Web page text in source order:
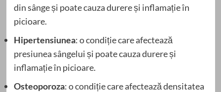
din sânge și poate cauza durere și inflamație în
picioare.
Hipertensiunea: o condiție care afectează
presiunea sângelui și poate cauza durere și
inflamație în picioare.
Osteoporoza: o condiție care afectează densitatea